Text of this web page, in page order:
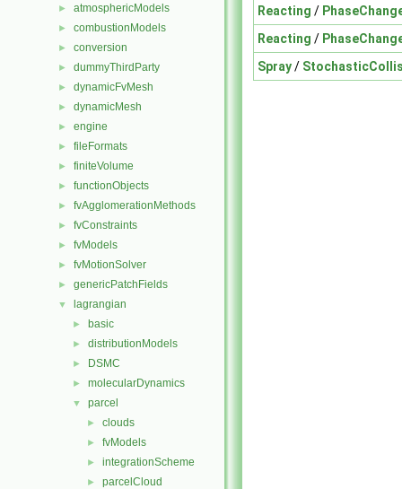
► atmosphericModels
► combustionModels
► conversion
► dummyThirdParty
► dynamicFvMesh
► dynamicMesh
► engine
► fileFormats
► finiteVolume
► functionObjects
► fvAgglomerationMethods
► fvConstraints
► fvModels
► fvMotionSolver
► genericPatchFields
▼ lagrangian
► basic
► distributionModels
► DSMC
► molecularDynamics
▼ parcel
► clouds
► fvModels
► integrationScheme
► parcelCloud
Reacting /
Reacting /
Spray/